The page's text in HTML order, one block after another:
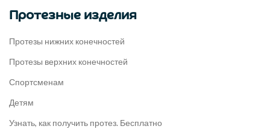
Протезные изделия
Протезы нижних конечностей
Протезы верхних конечностей
Спортсменам
Детям
Узнать, как получить протез. Бесплатно